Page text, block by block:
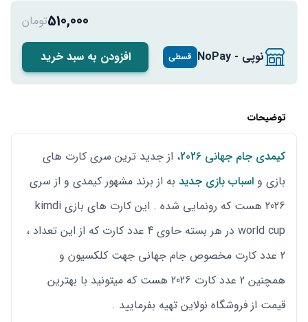
نوپی - NoPay قسطی
510,000تومان
افزودن به سبد خرید
توضیحات
کیمدی جام جهانی 2026
، از جدید ترین سری کارت های
بازی و اسباب بازی جدید به از برند مشهور کیمدی و از سری
2026 هست که رونمایی شده . این کارت های بازی kimdi
world cup در هر بسته حاوی 4 عدد کارت که از این تعداد ،
2 عدد کارت مخصوص جام جهانی جهت کلکسیون و
همچنین 2 عدد کارت 2026 هست که میتونید با بهترین
قیمت از فروشگاه نولاین تهیه بفرمایید .